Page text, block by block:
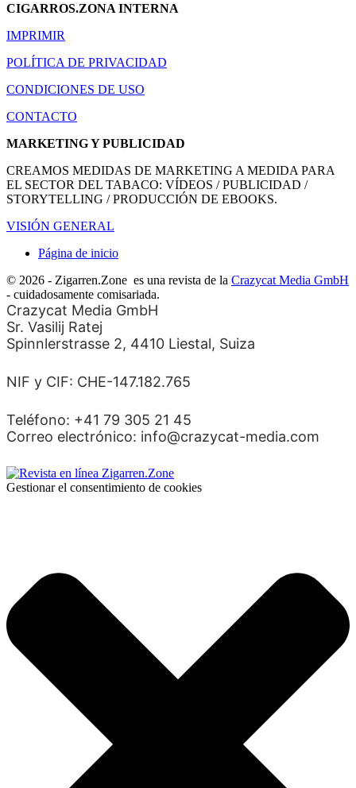
CIGARROS.ZONA INTERNA
IMPRIMIR
POLÍTICA DE PRIVACIDAD
CONDICIONES DE USO
CONTACTO
MARKETING Y PUBLICIDAD
CREAMOS MEDIDAS DE MARKETING A MEDIDA PARA
EL SECTOR DEL TABACO: VÍDEOS / PUBLICIDAD /
STORYTELLING / PRODUCCIÓN DE EBOOKS.
VISIÓN GENERAL
Página de inicio
© 2026 - Zigarren.Zone es una revista de la Crazycat Media GmbH
- cuidadosamente comisariada.
Crazycat Media GmbH
Sr. Vasilij Ratej
Spinnlerstrasse 2, 4410 Liestal, Suiza
NIF y CIF: CHE-147.182.765
Teléfono: +41 79 305 21 45
Correo electrónico: info@crazycat-media.com
Gestionar el consentimiento de cookies